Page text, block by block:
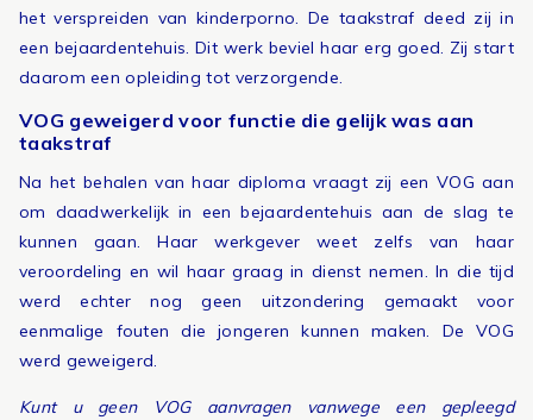
het verspreiden van kinderporno. De taakstraf deed zij in
een bejaardentehuis. Dit werk beviel haar erg goed. Zij start
daarom een opleiding tot verzorgende.
VOG geweigerd voor functie die gelijk was aan
taakstraf
Na het behalen van haar diploma vraagt zij een VOG aan
om daadwerkelijk in een bejaardentehuis aan de slag te
kunnen gaan. Haar werkgever weet zelfs van haar
veroordeling en wil haar graag in dienst nemen. In die tijd
werd echter nog geen uitzondering gemaakt voor
eenmalige fouten die jongeren kunnen maken. De VOG
werd geweigerd.
Kunt u geen VOG aanvragen vanwege een gepleegd